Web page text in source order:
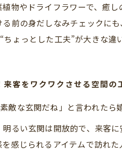
物やドライフラワーで、癒し
る前の身だしなみチェックに
ょっとした工夫”が大きな違
客をワクワクさせる空間の
敵な玄関だね」と言われたら
明るい玄関は開放的で、来客
感じられるアイテムで訪れた